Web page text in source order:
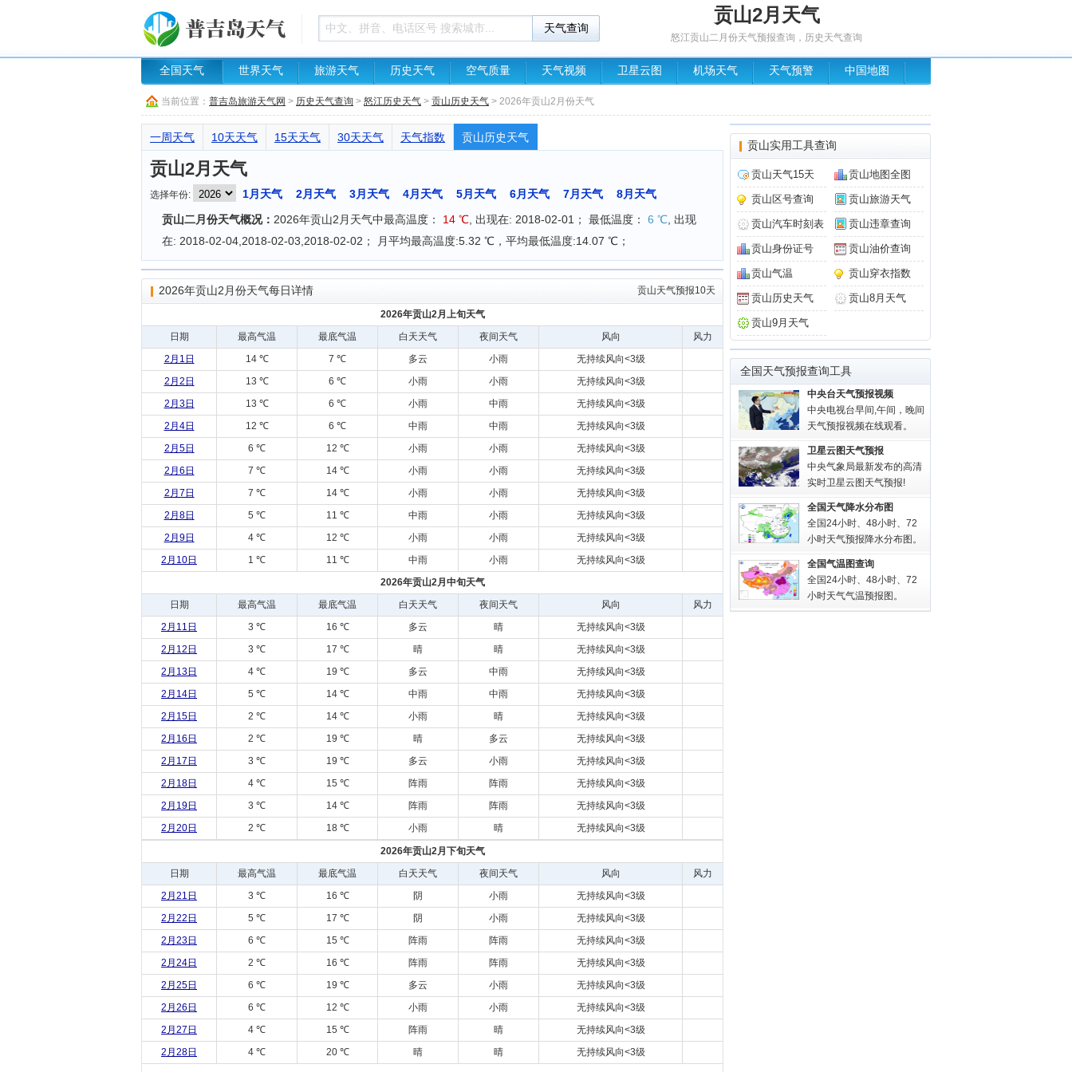
贡山2月天气
怒江贡山二月份天气预报查询，历史天气查询
全国天气 世界天气 旅游天气 历史天气 空气质量 天气视频 卫星云图 机场天气 天气预警 中国地图
当前位置： 普吉岛旅游天气网 > 历史天气查询 > 怒江历史天气 > 贡山历史天气 > 2026年贡山2月份天气
一周天气 10天天气 15天天气 30天天气 天气指数 贡山历史天气
贡山2月天气
选择年份: 1月天气 2月天气 3月天气 4月天气 5月天气 6月天气 7月天气
8月天气
贡山二月份天气概况： 2026年贡山2月天气中最高温度： 14 ℃ , 出现在: 2018-02-01； 最低温度： 6 ℃ , 出现
在: 2018-02-04,2018-02-03,2018-02-02； 月平均最高温度:5.32 ℃，平均最低温度:14.07 ℃；
2026年贡山2月份天气每日详情 贡山天气预报10天
2026年贡山2月上旬天气
日期
最高气温 最底气温 白天天气 夜间天气 风向
风力
2月1日
14 ℃ 7 ℃ 多云 小雨
无持续风向<3级
2月2日
13 ℃ 6 ℃ 小雨 小雨
无持续风向<3级
2月3日
13 ℃ 6 ℃ 小雨 中雨
无持续风向<3级
2月4日
12 ℃ 6 ℃ 中雨 中雨
无持续风向<3级
2月5日
6 ℃ 12 ℃ 小雨 小雨
无持续风向<3级
2月6日
7 ℃ 14 ℃ 小雨 小雨
无持续风向<3级
2月7日
7 ℃ 14 ℃ 小雨 小雨
无持续风向<3级
2月8日
5 ℃ 11 ℃ 中雨 小雨
无持续风向<3级
2月9日
4 ℃ 12 ℃ 小雨 小雨
无持续风向<3级
2月10日
1 ℃ 11 ℃ 中雨 小雨
无持续风向<3级
2026年贡山2月中旬天气
日期
最高气温 最底气温 白天天气 夜间天气 风向
风力
2月11日
3 ℃ 16 ℃ 多云 晴
无持续风向<3级
2月12日
3 ℃ 17 ℃ 晴 晴
无持续风向<3级
2月13日
4 ℃ 19 ℃ 多云 中雨
无持续风向<3级
2月14日
5 ℃ 14 ℃ 中雨 中雨
无持续风向<3级
2月15日
2 ℃ 14 ℃ 小雨 晴
无持续风向<3级
2月16日
2 ℃ 19 ℃ 晴 多云
无持续风向<3级
2月17日
3 ℃ 19 ℃ 多云 小雨
无持续风向<3级
2月18日
4 ℃ 15 ℃ 阵雨 阵雨
无持续风向<3级
2月19日
3 ℃ 14 ℃ 阵雨 阵雨
无持续风向<3级
2月20日
2 ℃ 18 ℃ 小雨 晴 无持续风向<3级
2026年贡山2月下旬天气
日期
最高气温 最底气温 白天天气 夜间天气 风向
风力
2月21日
3 ℃ 16 ℃ 阴 小雨
无持续风向<3级
2月22日
5 ℃ 17 ℃ 阴 小雨
无持续风向<3级
2月23日
6 ℃ 15 ℃ 阵雨 阵雨
无持续风向<3级
2月24日
2 ℃ 16 ℃ 阵雨 阵雨
无持续风向<3级
2月25日
6 ℃ 19 ℃ 多云 小雨
无持续风向<3级
2月26日
6 ℃ 12 ℃ 小雨 小雨
无持续风向<3级
2月27日
4 ℃ 15 ℃ 阵雨 晴
无持续风向<3级
2月28日
4 ℃ 20 ℃ 晴 晴 无持续风向<3级
贡山实用工具查询
贡山天气15天 贡山地图全图
贡山区号查询 贡山旅游天气
贡山汽车时刻表 贡山违章查询
贡山身份证号 贡山油价查询
贡山气温 贡山穿衣指数
贡山历史天气 贡山8月天气
贡山9月天气
全国天气预报查询工具
中央台天气预报视频
中央电视台早间,午间，晚间
天气预报视频在线观看。
卫星云图天气预报
中央气象局最新发布的高清
实时卫星云图天气预报!
全国天气降水分布图
全国24小时、48小时、72
小时天气预报降水分布图。
全国气温图查询
全国24小时、48小时、72
小时天气气温预报图。